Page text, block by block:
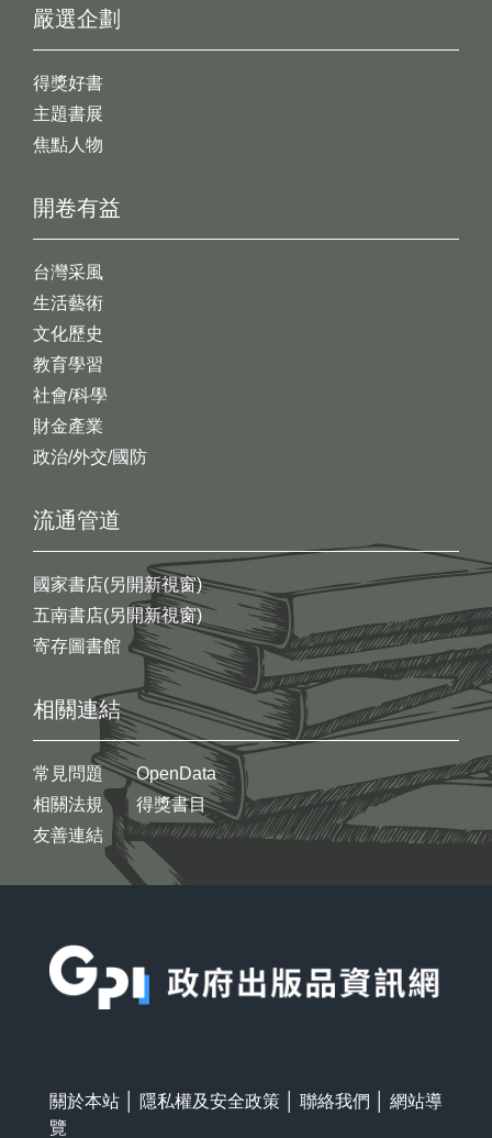
開卷有益
台灣采風
生活藝術
文化歷史
教育學習
社會/科學
財金產業
政治/外交/國防
嚴選企劃
得獎好書
主題書展
焦點人物
流通管道
國家書店(另開新視窗)
五南書店(另開新視窗)
寄存圖書館
相關連結
常見問題
相關法規
友善連結
OpenData
得獎書目
關於本站 隱私權及安全政策 聯絡我們
網站導
覽